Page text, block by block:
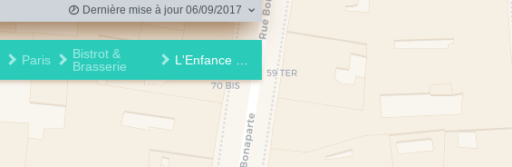
Dernière mise à jour 06/09/2017
Paris
Bistrot &
Brasserie